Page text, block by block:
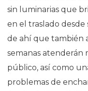
sin luminarias que
en el traslado desde
de ahí que también
semanas atenderán
público, así como
problemas de